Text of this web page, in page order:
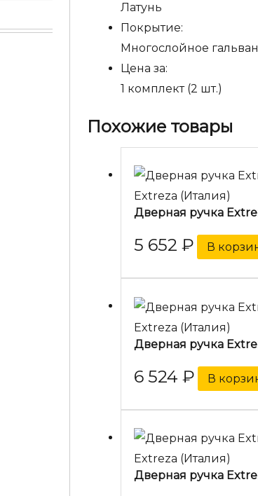
Латунь
Покрытие:
Многослойное
Цена за:
1 комплект (2 шт.)
Похожие товары
Extreza (Италия)
Дверная ручка
5 652 ₽ В
Extreza (Италия)
Дверная ручка
6 524 ₽ В
Extreza (Италия)
Дверная ручка